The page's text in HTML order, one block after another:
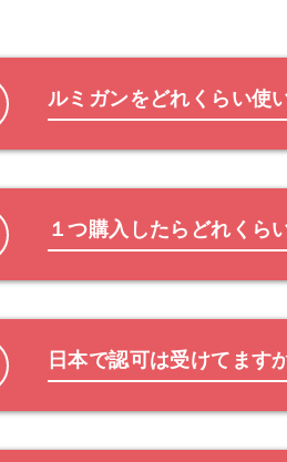
ルミガンをどれくらい使
１つ購入したらどれくら
日本で認可は受けてます